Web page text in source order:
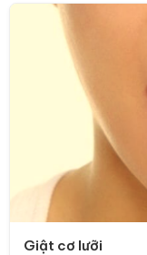
Giật cơ lưỡi